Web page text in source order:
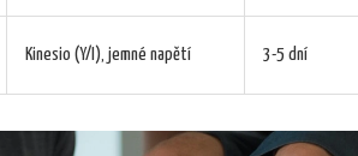
Kinesio (Y/I), jemné napětí 3-5 dní